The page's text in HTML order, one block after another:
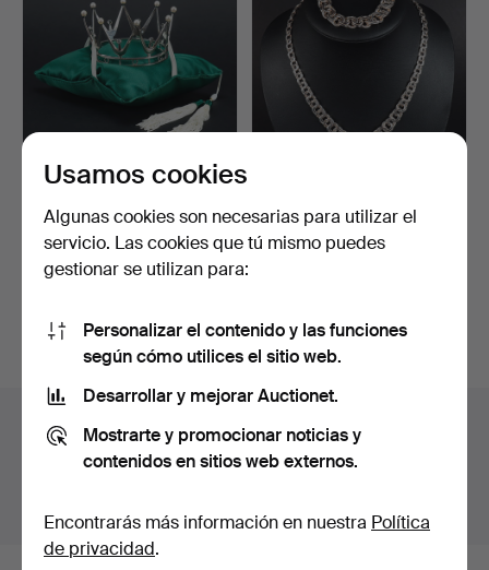
Un candelabro nupcial de
plata, Ceson Guld…
Subastado 14 jun 2024
9 pujas
650 USD
Bismarck, plata, GHA.
Subastado 31 may 2024
20 pujas
Suscribir búsqueda
Archivo de subastas
Estás buscando en el archivo de subastas concluidas.
Usamos cookies
Algunas cookies son necesarias para utilizar el
servicio. Las cookies que tú mismo puedes
gestionar se utilizan para:
Personalizar el contenido y las funciones
según cómo utilices el sitio web.
Desarrollar y mejorar Auctionet.
Mostrarte y promocionar noticias y
contenidos en sitios web externos.
Encontrarás más información en nuestra Política
de privacidad.